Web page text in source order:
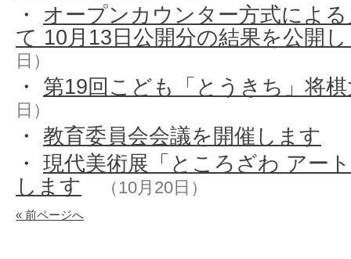
・ オープンカウンター方式によ
て 10月13日公開分の結果を公開
日）
・ 第19回こども「とうきち」将
日）
・ 教育委員会会議を開催します
・ 現代美術展「ところざわ アー
します
（10月20日）
« 前ページへ